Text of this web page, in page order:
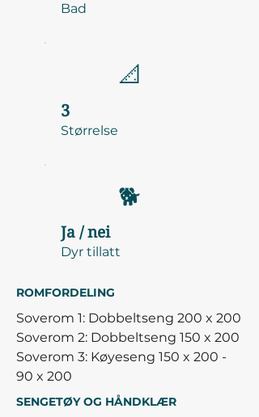
Bad
📐
3
Størrelse
🐕
Ja / nei
Dyr tillatt
ROMFORDELING
Soverom 1: Dobbeltseng 200 x 200
Soverom 2: Dobbeltseng 150 x 200
Soverom 3: Køyeseng 150 x 200 -
90 x 200
SENGETØY OG HÅNDKLÆR